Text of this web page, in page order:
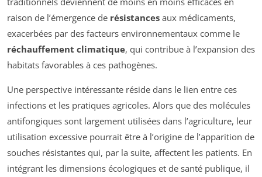
raison de l’émergence de résistances aux médicaments,
exacerbées par des facteurs environnementaux comme le
réchauffement climatique, qui contribue à l’expansion des
habitats favorables à ces pathogènes.
Une perspective intéressante réside dans le lien entre ces
infections et les pratiques agricoles. Alors que des molécules
antifongiques sont largement utilisées dans l’agriculture, leur
utilisation excessive pourrait être à l’origine de l’apparition de
souches résistantes qui, par la suite, affectent les patients. En
intégrant les dimensions écologiques et de santé publique, il